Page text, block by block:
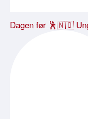
Dagen før 🕺🇳🇴